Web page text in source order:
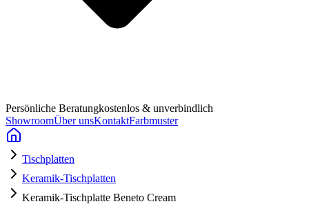
Persönliche Beratungkostenlos & unverbindlich
ShowroomÜber unsKontaktFarbmuster
Tischplatten
Keramik-Tischplatten
Keramik-Tischplatte Beneto Cream